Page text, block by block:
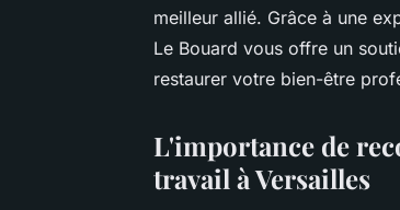
meilleur allié. Grâce à une
Le Bouard vous offre un
restaurer votre bien-être
L'importance de
travail à Versailles